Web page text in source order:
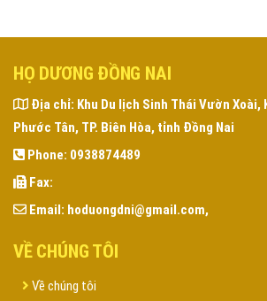
HỌ DƯƠNG ĐỒNG NAI
Địa chỉ: Khu Du lịch Sinh Thái Vườn Xoài,
Phước Tân, TP. Biên Hòa, tỉnh Đồng Nai
Phone: 0938874489
Fax:
Email: hoduongdni@gmail.com,
VỀ CHÚNG TÔI
Về chúng tôi